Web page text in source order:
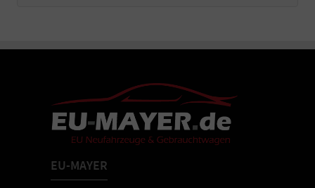
EU-MAYER